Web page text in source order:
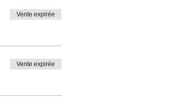
Vente expirée
Vente expirée